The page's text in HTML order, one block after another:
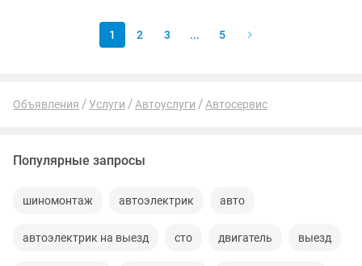
1 2 3 ... 5
Объявления Услуги Автоуслуги Автосервис
Популярные запросы
шиномонтаж автоэлектрик авто
автоэлектрик на выезд сто двигатель выезд